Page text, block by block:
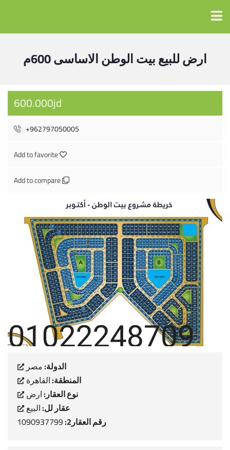
ارض للبيع بيت الوطن الاساسى 600م
600.000jd
+962797050005
Add to favorite
Add to compare
الدولة:مصر
المنطقة:القاهرة
نوع العقار:ارض
عقار لل:البيع
رقم العقار2: 1090937799